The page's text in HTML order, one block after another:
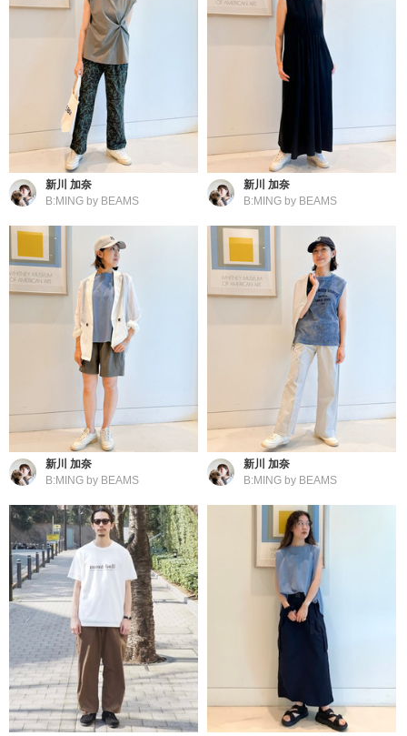
新川 加奈
B:MING by BEAMS
新川 加奈
B:MING by BEAMS
新川 加奈
B:MING by BEAMS
新川 加奈
B:MING by BEAMS